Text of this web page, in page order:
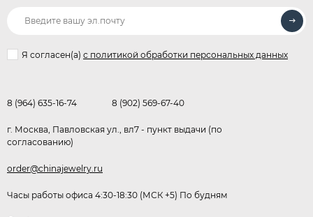
Я согласен(a) с политикой обработки персональных данных
8 (964) 635-16-74 8 (902) 569-67-40
г. Москва, Павловская ул., вл7 - пункт выдачи (по
согласованию)
order@chinajewelry.ru
Часы работы офиса 4:30-18:30 (МСК +5) По будням